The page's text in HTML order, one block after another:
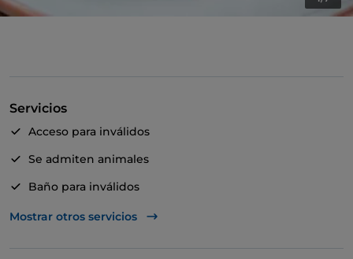
Servicios
Acceso para inválidos
Se admiten animales
Baño para inválidos
Se habla inglés
Mostrar otros servicios